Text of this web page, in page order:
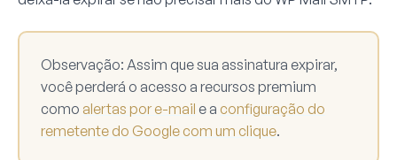
Observação: Assim que sua assinatura expirar,
você perderá o acesso a recursos premium
como alertas por e-mail e a configuração do
remetente do Google com um clique.